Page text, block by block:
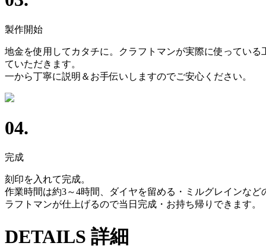
製作開始
地金を使用してカタチに。クラフトマンが実際に使っている
ていただきます。
一から丁寧に説明＆お手伝いしますのでご安心ください。
04.
完成
刻印を入れて完成。
作業時間は約3～4時間、ダイヤを留める・ミルグレインなど
ラフトマンが仕上げるので当日完成・お持ち帰りできます。
DETAILS 詳細